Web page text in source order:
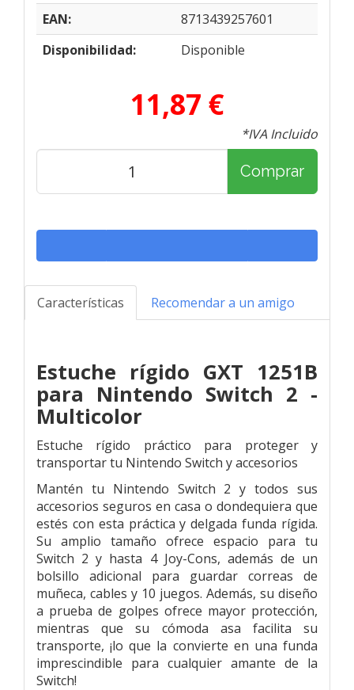
EAN:
8713439257601
Disponibilidad:
Disponible
11,87 €
*IVA Incluido
Comprar
Características Recomendar a un amigo
Estuche rígido GXT 1251B
para Nintendo Switch 2 -
Multicolor
Estuche rígido práctico para proteger y
transportar tu Nintendo Switch y accesorios
Mantén tu Nintendo Switch 2 y todos sus
accesorios seguros en casa o dondequiera que
estés con esta práctica y delgada funda rígida.
Su amplio tamaño ofrece espacio para tu
Switch 2 y hasta 4 Joy-Cons, además de un
bolsillo adicional para guardar correas de
muñeca, cables y 10 juegos. Además, su diseño
a prueba de golpes ofrece mayor protección,
mientras que su cómoda asa facilita su
transporte, ¡lo que la convierte en una funda
imprescindible para cualquier amante de la
Switch!